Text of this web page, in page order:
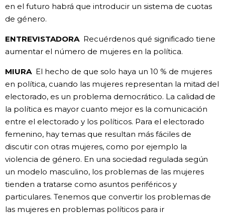
en el futuro habrá que introducir un sistema de cuotas
de género.
ENTREVISTADORARecuérdenos qué significado tiene
aumentar el número de mujeres en la política.
MIURAEl hecho de que solo haya un 10 % de mujeres
en política, cuando las mujeres representan la mitad del
electorado, es un problema democrático. La calidad de
la política es mayor cuanto mejor es la comunicación
entre el electorado y los políticos. Para el electorado
femenino, hay temas que resultan más fáciles de
discutir con otras mujeres, como por ejemplo la
violencia de género. En una sociedad regulada según
un modelo masculino, los problemas de las mujeres
tienden a tratarse como asuntos periféricos y
particulares. Tenemos que convertir los problemas de
las mujeres en problemas políticos para ir